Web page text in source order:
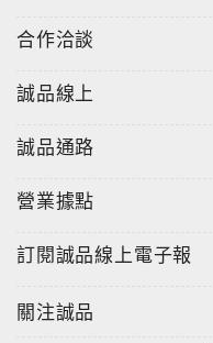
合作洽談
誠品線上
誠品通路
營業據點
訂閱誠品線上電子報
關注誠品